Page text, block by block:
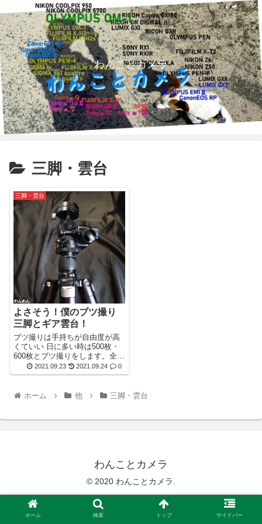
わんことカメラ
三脚・雲台
三脚・雲台
よさそう！僕のブツ撮り
三脚とギア雲台！
ブツ撮りは手持ちが自由度が高
くていい 日に多い時は500枚・
600枚とブツ撮りをします。全て
手持ちでしていました。・・・
2021.09.23 2021.09.24 0
ホーム 他 三脚・雲台
わんことカメラ
© 2020 わんことカメラ.
ホーム 検索 トップ サイドバー